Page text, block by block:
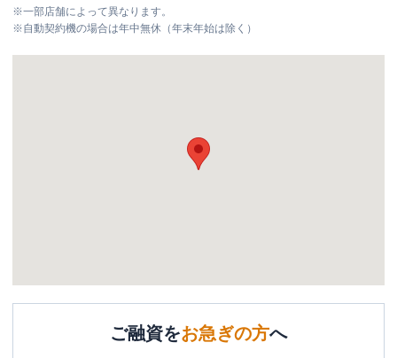
※一部店舗によって異なります。
※自動契約機の場合は年中無休（年末年始は除く）
ご融資をお急ぎの方へ